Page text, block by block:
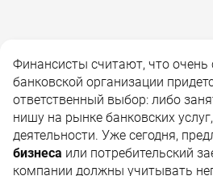
Финансисты считают, что очень
банковской организации
ответственный выбор: либо
нишу на рынке банковских
деятельности. Уже сегодня,
бизнеса или потребительский
компании должны учитывать